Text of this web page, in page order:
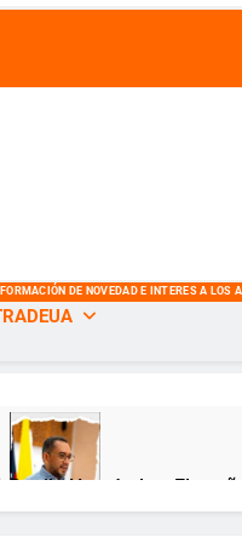
DE NOVEDAD E INTERES A LOS
Danilo Hernández: El
12 Meses Atrás